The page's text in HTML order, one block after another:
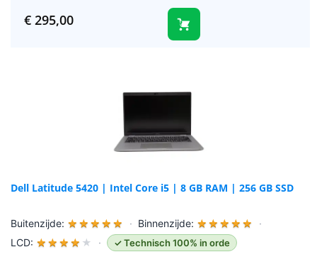
€295,00
Dell Latitude 5420 | Intel Core i5 | 8 GB RAM | 256 GB SSD
Buitenzijde: ★ ★ ★ ★ ★ · Binnenzijde: ★ ★ ★ ★ ★
·
LCD: ★ ★ ★ ★ ★ · ✓ Technisch 100% in orde